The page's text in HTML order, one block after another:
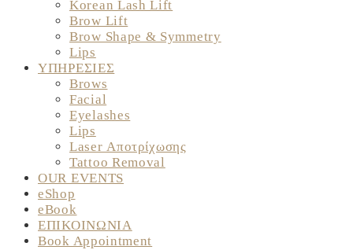
Korean Lash Lift
Brow Lift
Brow Shape & Symmetry
Lips
ΥΠΗΡΕΣΙΕΣ
Brows
Facial
Eyelashes
Lips
Laser Αποτρίχωσης
Tattoo Removal
OUR EVENTS
eShop
eBook
ΕΠΙΚΟΙΝΩΝΙΑ
Book Appointment